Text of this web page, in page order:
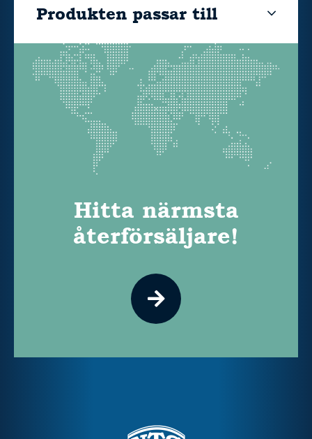
Produkten passar till
Hitta närmsta
återförsäljare!